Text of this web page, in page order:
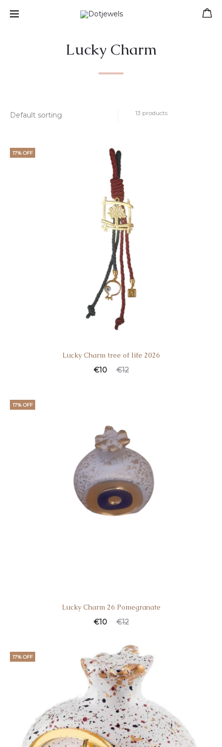
Lucky Charm
13 products
17% OFF
Lucky Charm tree of life 2026
€12
€10
17% OFF
Lucky Charm 26 Pomegranate
€12
€10
17% OFF